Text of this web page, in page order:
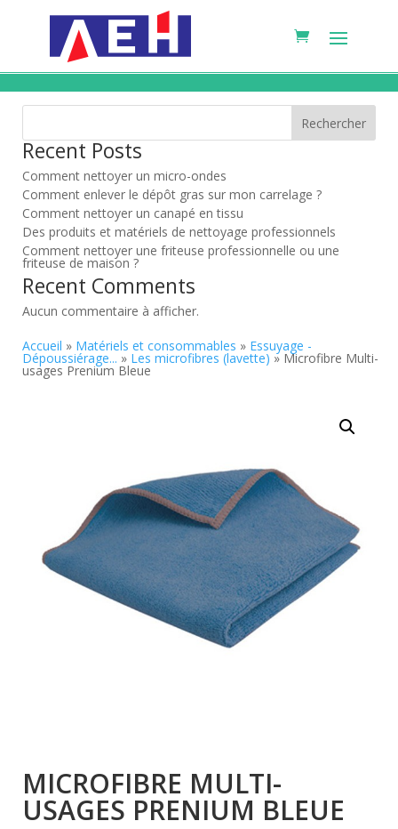
Rechercher
Recent Posts
Comment nettoyer un micro-ondes
Comment enlever le dépôt gras sur mon carrelage ?
Comment nettoyer un canapé en tissu
Des produits et matériels de nettoyage professionnels
Comment nettoyer une friteuse professionnelle ou une
friteuse de maison ?
Recent Comments
Aucun commentaire à afficher.
Accueil » Matériels et consommables » Essuyage -
Dépoussiérage... » Les microfibres (lavette) » Microfibre Multi-
usages Prenium Bleue
MICROFIBRE MULTI-
USAGES PRENIUM BLEUE